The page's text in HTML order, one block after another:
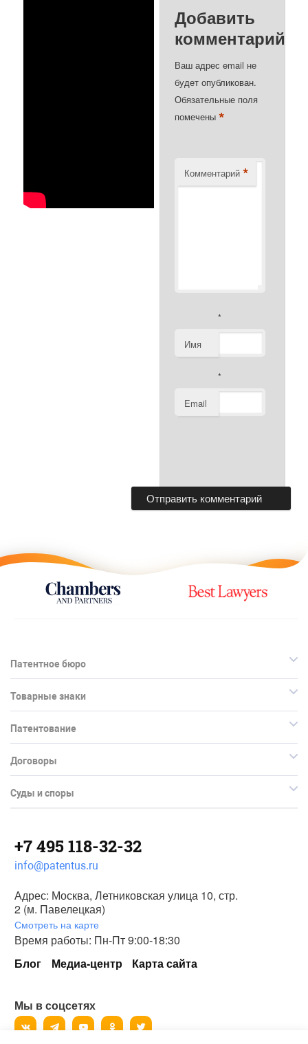
Добавить
комментарий
Ваш адрес email не
будет опубликован.
Обязательные поля
помечены*
Комментарий *
Имя
*
Email
*
Патентное бюро
Товарные знаки
Патентование
Договоры
Суды и споры
+7 495 118-32-32
info@patentus.ru
Адрес: Москва, Летниковская улица 10, стр.
2 (м. Павелецкая)
Смотреть на карте
Время работы: Пн-Пт 9:00-18:30
Блог
Медиа-центр Карта сайта
Мы в соцсетях